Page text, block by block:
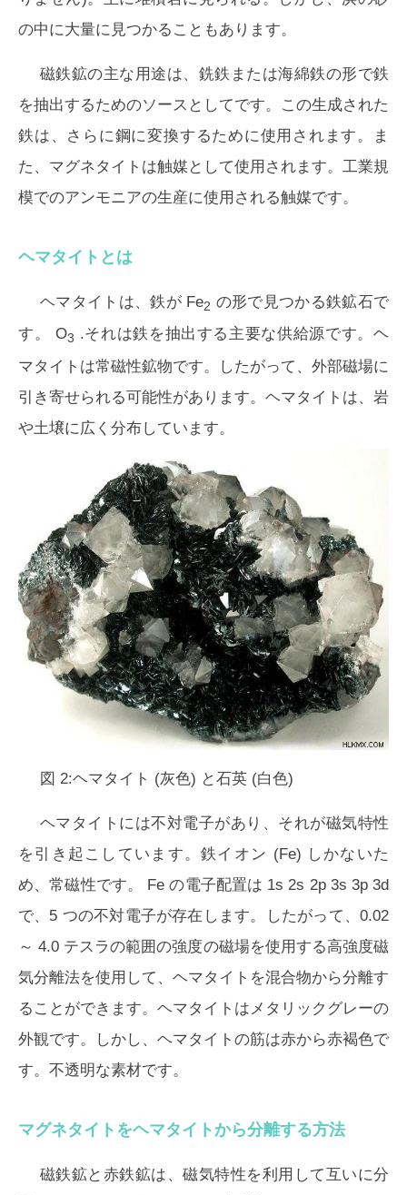
の中に大量に見つかることもあります。
磁鉄鉱の主な用途は、銑鉄または海綿鉄の形で鉄
を抽出するためのソースとしてです。この生成された
鉄は、さらに鋼に変換するために使用されます。ま
た、マグネタイトは触媒として使用されます。工業規
模でのアンモニアの生産に使用される触媒です。
ヘマタイトとは
ヘマタイトは、鉄が Fe2 の形で見つかる鉄鉱石で
す。 O3 .それは鉄を抽出する主要な供給源です。ヘ
マタイトは常磁性鉱物です。したがって、外部磁場に
引き寄せられる可能性があります。ヘマタイトは、岩
や土壌に広く分布しています。
図 2:ヘマタイト (灰色) と石英 (白色)
ヘマタイトには不対電子があり、それが磁気特性
を引き起こしています。鉄イオン (Fe) しかないた
め、常磁性です。 Fe の電子配置は 1s 2s 2p 3s 3p 3d
で、5 つの不対電子が存在します。したがって、0.02
～ 4.0 テスラの範囲の強度の磁場を使用する高強度磁
気分離法を使用して、ヘマタイトを混合物から分離す
ることができます。ヘマタイトはメタリックグレーの
外観です。しかし、ヘマタイトの筋は赤から赤褐色で
す。不透明な素材です。
マグネタイトをヘマタイトから分離する方法
磁鉄鉱と赤鉄鉱は、磁気特性を利用して互いに分